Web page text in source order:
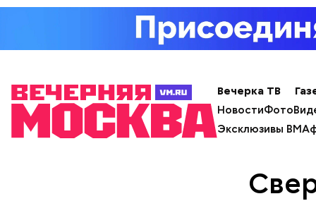
Вечерка ТВ
НовостиФото
Эксклюзивы ВМ